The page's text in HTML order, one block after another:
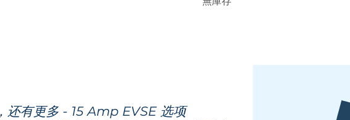
还有更多 - 15 Amp EVSE 选项